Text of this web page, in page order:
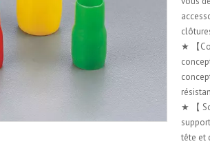
★ 【
★ 【
tête et